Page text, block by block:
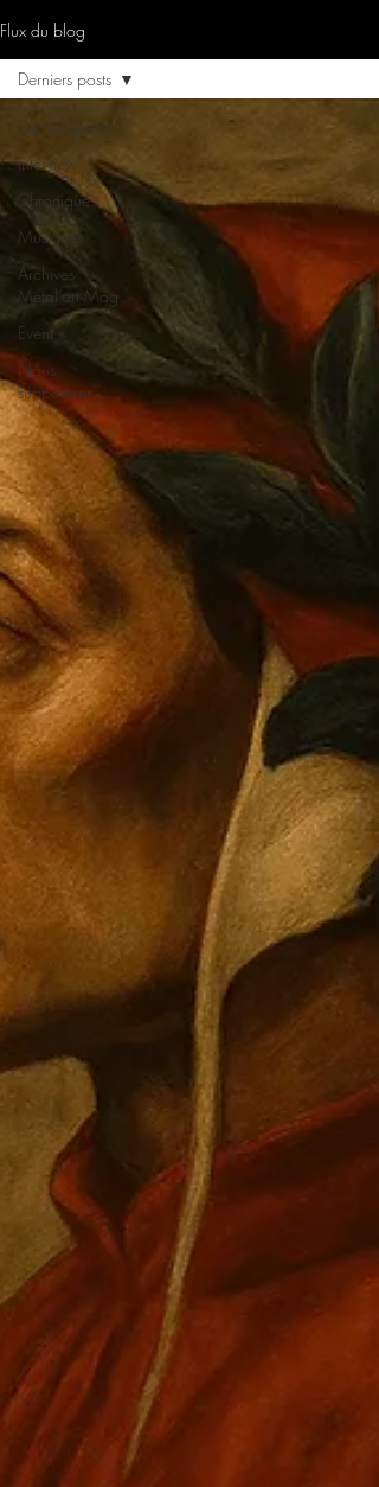
Flux du blog
Derniers posts
Interview
Chronique
Musique
Archives
Metal’art Mag
Event
Nous
supportons…
Derniers posts